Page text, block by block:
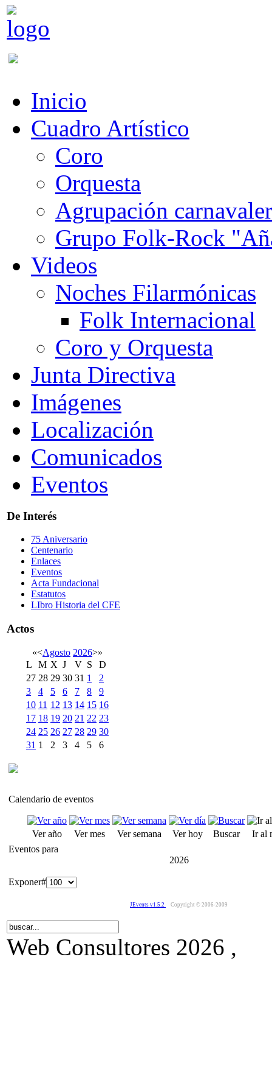
Inicio
Cuadro Artístico
Coro
Orquesta
Agrupación
Grupo Folk-Rock
Videos
Noches Filarmónicas
Folk Internacional
Coro y Orquesta
Junta Directiva
Imágenes
Localización
Comunicados
Eventos
De Interés
75 Aniversario
Centenario
Enlaces
Eventos
Acta Fundacional
Estatutos
LIbro Historia del CFE
Actos
«<Agosto 2026>»
L
M X J V S
D
27 28 29 30 31 1
2
3
4 5 6 7 8
9
10 11 12 13 14 15 16
17 18 19 20 21 22 23
24 25 26 27 28 29 30
31 1 2 3 4 5 6
Calendario de eventos
Ver año Ver mes Ver semana Ver hoy Buscar
Ir al
Eventos para
2026
Exponer#
JEvents v1.5.2 Copyright © 2006-2009
Web Consultores 2026 ,